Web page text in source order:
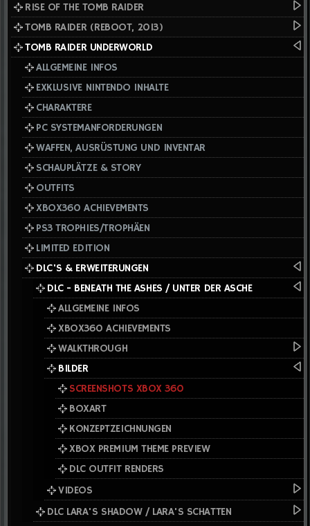
RISE OF THE TOMB RAIDER
TOMB RAIDER (REBOOT, 2013)
TOMB RAIDER UNDERWORLD
ALLGEMEINE INFOS
EXKLUSIVE NINTENDO INHALTE
CHARAKTERE
PC SYSTEMANFORDERUNGEN
WAFFEN, AUSRÜSTUNG UND INVENTAR
SCHAUPLÄTZE & STORY
OUTFITS
XBOX360 ACHIEVEMENTS
PS3 TROPHIES/TROPHÄEN
LIMITED EDITION
DLC'S & ERWEITERUNGEN
DLC - BENEATH THE ASHES / UNTER DER ASCHE
ALLGEMEINE INFOS
XBOX360 ACHIEVEMENTS
WALKTHROUGH
BILDER
SCREENSHOTS XBOX 360
BOXART
KONZEPTZEICHNUNGEN
XBOX PREMIUM THEME PREVIEW
DLC OUTFIT RENDERS
VIDEOS
DLC LARA'S SHADOW / LARA'S SCHATTEN